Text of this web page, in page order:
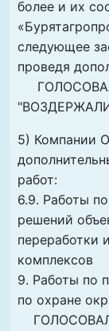
более и их
следующее
проведя
5) Компании
работ:
6.9. Работы
решений
переработки
комплексов
9. Работы по
по охране